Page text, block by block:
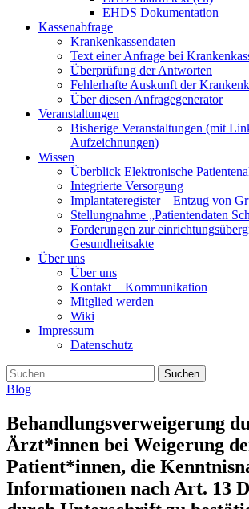
EHDS Dokumentation
Kassenabfrage
Krankenkassendaten
Text einer Anfrage bei
Überprüfung der Antworten
Fehlerhafte Auskunft der
Über diesen Anfragegenerator
Veranstaltungen
Bisherige Veranstaltungen (mit
Aufzeichnungen)
Wissen
Überblick Elektronische
Integrierte Versorgung
Implantateregister – Entzug von
Stellungnahme „Patientendaten
Forderungen zur
Gesundheitsakte
Über uns
Über uns
Kontakt + Kommunikation
Mitglied werden
Wiki
Impressum
Datenschutz
Suchen
nach:
Blog
Behandlungsverweigerung
Ärzt*innen bei Weigerung
Patient*innen, die
Informationen nach Art. 13